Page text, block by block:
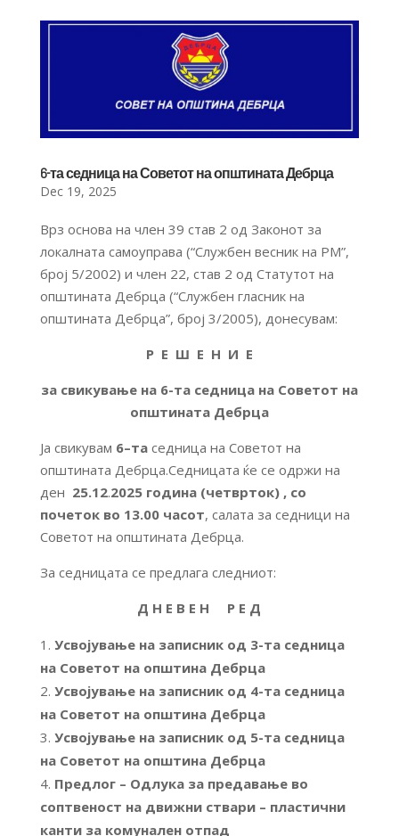
6-та седница на Советот на општината Дебрца
Dec 19, 2025
Врз основа на член 39 став 2 од Законот за
локалната самоуправа (“Службен весник на РМ”,
број 5/2002) и член 22, став 2 од Статутот на
општината Дебрца (“Службен гласник на
општината Дебрца”, број 3/2005), донесувам:
Р Е Ш Е Н И Е
за свикување на 6-та седница на Советот на
општината Дебрца
Ја свикувам 6–таседница на Советот на
општината Дебрца.Седницата ќе се одржи на
ден 25.12.2025 година (четврток), со
почеток во 13.00 часот, салата за седници на
Советот на општината Дебрца.
За седницата се предлага следниот:
Д Н Е В Е Н Р Е Д
Усвојување на записник од 3-та седница
на Советот на општина Дебрца
Усвојување на записник од 4-та седница
на Советот на општина Дебрца
Усвојување на записник од 5-та седница
на Советот на општина Дебрца
Предлог – Одлука за предавање во
соптвеност на движни ствари – пластични
канти за комунален отпад